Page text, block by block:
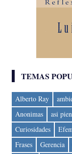
TEMAS
Alberto Ray
Anonimas
asi
Curiosidades
Frases
Gerencia